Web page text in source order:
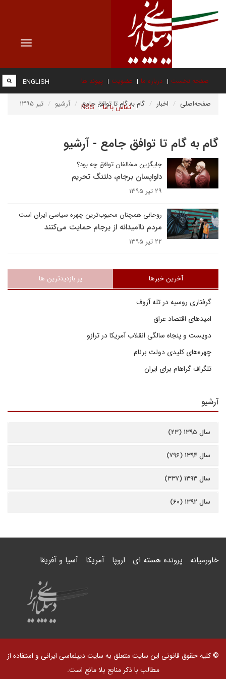
Toggle
صفحه نخست درباره ما عضویت پیوند ها
تماس با ما RSS
ENGLISH
صفحه‌اصلی اخبار گام به گام تا توافق جامع آرشیو تیر ۱۳۹۵
گام به گام تا توافق جامع - آرشیو
جایگزین مخالفان توافق چه بود؟
دلواپسان برجام، دلتنگ تحریم
۲۹ تیر ۱۳۹۵
روحانی همچنان محبوب‌ترین چهره سیاسی ایران است
مردم ناامیدانه از برجام حمایت می‌کنند
۲۲ تیر ۱۳۹۵
آخرین خبرها پر بازدیدترین ها
گرفتاری روسیه در تله آزوف
امیدهای اقتصاد عراق
دویست و پنجاه سالگی انقلاب آمریکا در ترازو
چهره‌های کلیدی دولت برنام
تلگراف گراهام برای ایران
آرشیو
سال ۱۳۹۵ (۲۳)
سال ۱۳۹۴ (۷۹۶)
سال ۱۳۹۳ (۳۳۷)
سال ۱۳۹۲ (۶۰)
خاورمیانه پرونده هسته ای اروپا آمریکا آسیا و آفریقا
© کلیه حقوق قانونی این سایت متعلق به سایت دیپلماسی ایرانی و استفاده از
مطالب با ذکر منابع بلا مانع است.